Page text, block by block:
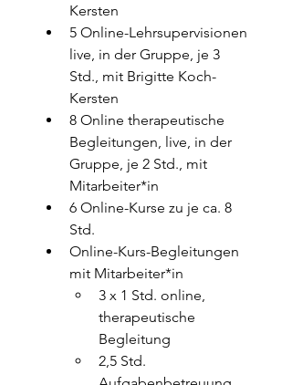
Kersten
5 Online-Lehrsupervisionen
live, in der Gruppe, je 3
Std., mit Brigitte Koch-
Kersten
8 Online therapeutische
Begleitungen, live, in der
Gruppe, je 2 Std., mit
Mitarbeiter*in
6 Online-Kurse zu je ca. 8
Std.
Online-Kurs-Begleitungen
mit Mitarbeiter*in
3 x 1 Std. online,
therapeutische
Begleitung
2,5 Std.